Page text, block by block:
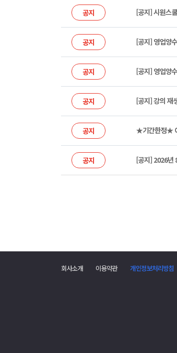
공지 [공지] 시원스
공지 [공지] 영업양
공지 [공지] 영업양
공지 [공지] 강의 재
공지 ★기간한정★
공지 [공지] 2026년
회사소개 이용약관 개인정보처리방침